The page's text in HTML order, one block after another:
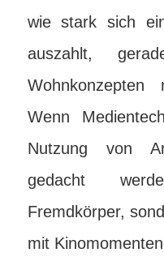
wie stark sich
auszahlt,
Wenn
Nutzung von
gedacht
Fremdkörper,
mit